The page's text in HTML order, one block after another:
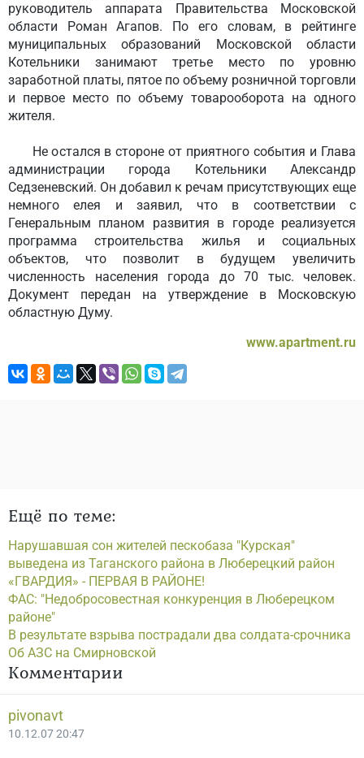
руководитель аппарата Правительства Московской
области Роман Агапов. По его словам, в рейтинге
муниципальных образований Московской области
Котельники занимают третье место по уровню
заработной платы, пятое по объему розничной торговли
и первое место по объему товарооборота на одного
жителя.
Не остался в стороне от приятного события и Глава
администрации города Котельники Александр
Седзеневский. Он добавил к речам присутствующих еще
немного елея и заявил, что в соответствии с
Генеральным планом развития в городе реализуется
программа строительства жилья и социальных
объектов, что позволит в будущем увеличить
численность населения города до 70 тыс. человек.
Документ передан на утверждение в Московскую
областную Думу.
www.apartment.ru
Ещё по теме:
Нарушавшая сон жителей пескобаза "Курская"
выведена из Таганского района в Люберецкий район
«ГВАРДИЯ» - ПЕРВАЯ В РАЙОНЕ!
ФАС: "Недобросовестная конкуренция в Люберецком
районе"
В результате взрыва пострадали два солдата-срочника
Об АЗС на Смирновской
Комментарии
pivonavt
10.12.07 20:47